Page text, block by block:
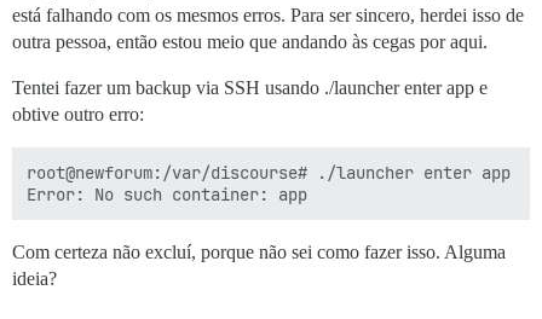
está falhando com os mesmos erros. Para ser sincero, herdei isso de
outra pessoa, então estou meio que andando às cegas por aqui.
Tentei fazer um backup via SSH usando ./launcher enter app e
obtive outro erro:
root@newforum:/var/discourse# ./launcher enter app
Com certeza não excluí, porque não sei como fazer isso. Alguma
ideia?